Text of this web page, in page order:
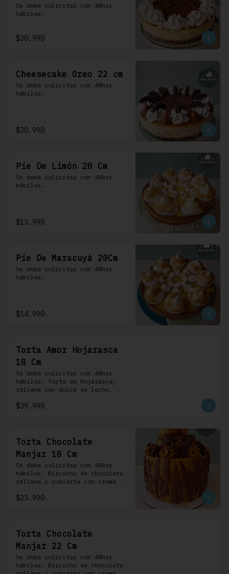
Se debe solicitar con 48hrs
hábiles.
$30.990
Cheesecake Oreo 22 cm
Se debe solicitar con 48hrs
hábiles.
$30.990
Pie De Limón 20 Cm
Se debe solicitar con 48hrs
hábiles.
$13.990
Pie De Maracuyá 20Cm
Se debe solicitar con 48hrs
hábiles.
$14.990
Torta Amor Hojarasca
18 Cm
Se debe solicitar con 48hrs
hábiles. Torta de hojarasca,
rellena con dulce de leche,
frambuesas, frambuesas frescas
$39.990
Torta Chocolate
Manjar 18 Cm
Se debe solicitar con 48hrs
hábiles. Bizcocho de chocolate
rellena y cubierta con crema
profiteroles.
$25.990
Torta Chocolate
Manjar 22 Cm
Se debe solicitar con 48hrs
hábiles. Bizcocho de chocolate